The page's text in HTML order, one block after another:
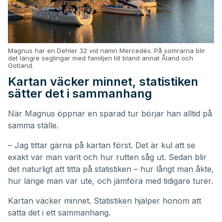
Magnus har en Dehler 32 vid namn Mercedés. På somrarna blir
det längre seglingar med familjen till bland annat Åland och
Gotland.
Kartan väcker minnet, statistiken
sätter det i sammanhang
När Magnus öppnar en sparad tur börjar han alltid på
samma ställe.
– Jag tittar gärna på kartan först. Det är kul att se
exakt var man varit och hur rutten såg ut. Sedan blir
det naturligt att titta på statistiken – hur långt man åkte,
hur länge man var ute, och jämföra med tidigare turer.
Kartan väcker minnet. Statistiken hjälper honom att
sätta det i ett sammanhang.